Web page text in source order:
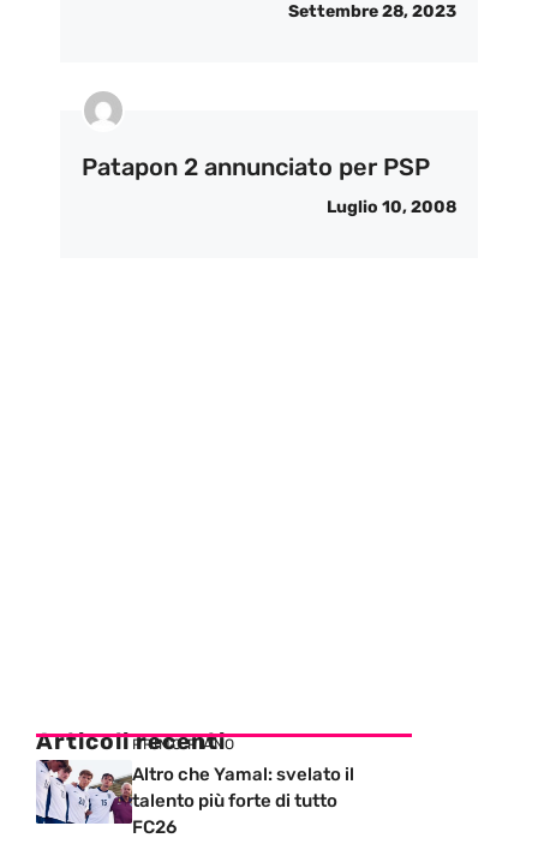
Settembre 28, 2023
Patapon 2 annunciato per PSP
Luglio 10, 2008
Articoli recenti
PRIMO PIANO
Altro che Yamal: svelato il
talento più forte di tutto
FC26